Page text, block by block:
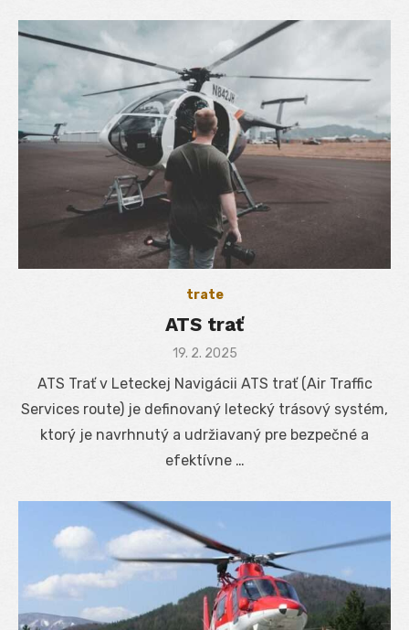
trate
ATS trať
Posted
19. 2. 2025
ATS Trať v Leteckej Navigácii ATS trať (Air Traffic
Services route) je definovaný letecký trásový systém,
ktorý je navrhnutý a udržiavaný pre bezpečné a
efektívne …